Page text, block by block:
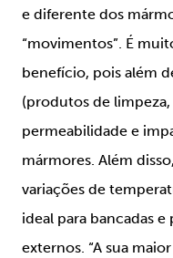
e diferente dos
“movimentos”. É
benefício, pois além
(produtos de
permeabilidade e
mármores. Além
variações de
ideal para bancadas
externos. “A sua